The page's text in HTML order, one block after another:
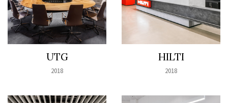
UTG
2018
HILTI
2018